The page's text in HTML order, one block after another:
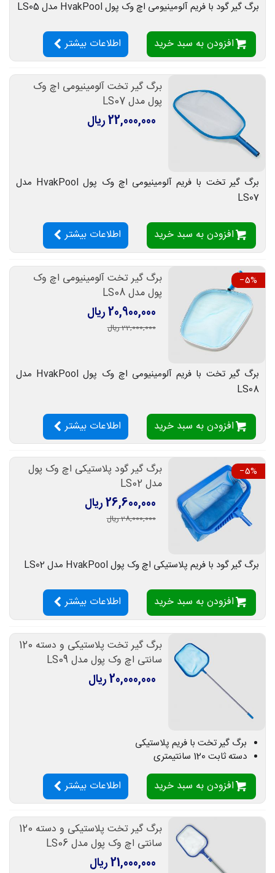
برگ گیر گود با فریم آلومینیومی اچ وک پول HvakPool مدل LS05
افزودن به سبد خرید اطلاعات بیشتر
برگ گیر تخت آلومینیومی اچ وک
پول مدل LS07
22,000,000 ریال
برگ گیر تخت با فریم آلومینیومی اچ وک پول HvakPool مدل
LS07
افزودن به سبد خرید اطلاعات بیشتر
‎−5%
برگ گیر تخت آلومینیومی اچ وک
پول مدل LS08
20,900,000 ریال
22,000,000 ریال
برگ گیر تخت با فریم آلومینیومی اچ وک پول HvakPool مدل
LS08
افزودن به سبد خرید اطلاعات بیشتر
‎−5%
برگ گیر گود پلاستیکی اچ وک پول
مدل LS02
26,600,000 ریال
28,000,000 ریال
برگ گیر گود با فریم پلاستیکی اچ وک پول HvakPool مدل LS02
افزودن به سبد خرید اطلاعات بیشتر
برگ گیر تخت پلاستیکی و دسته 120
سانتی اچ وک پول مدل LS09
20,000,000 ریال
برگ گیر تخت با فریم پلاستیکی
دسته ثابت 120 سانتیمتری
افزودن به سبد خرید اطلاعات بیشتر
برگ گیر تخت پلاستیکی و دسته 120
سانتی اچ وک پول مدل LS06
21,000,000 ریال